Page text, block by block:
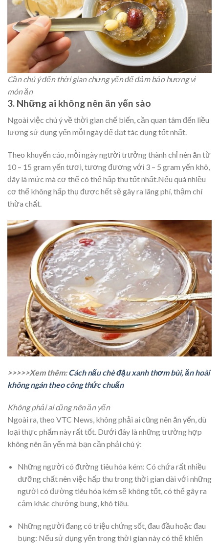
Cần chú ý đến thời gian chưng yến để đảm bảo hương vị
món ăn
3. Những ai không nên ăn yến sào
Ngoài việc chú ý về thời gian chế biến, cần quan tâm đến liều
lượng sử dụng yến mỗi ngày để đạt tác dụng tốt nhất.
Theo khuyến cáo, mỗi ngày người trưởng thành chỉ nên ăn từ
10 – 15 gram yến tươi, tương đương với 3 – 5 gram yến khô,
đây là mức mà cơ thể có thể hấp thu tốt nhất.Nếu quá nhiều
cơ thể không hấp thụ được hết sẽ gây ra lãng phí, thậm chí
thừa chất.
>>>>>Xem thêm:Cách nấu chè đậu xanh thơm bùi, ăn hoài
không ngán theo công thức chuẩn
Không phải ai cũng nên ăn yến
Ngoài ra, theo VTC News, không phải ai cũng nên ăn yến, dù
loại thực phẩm này rất tốt. Dưới đây là những trường hợp
không nên ăn yến mà bạn cần phải chú ý:
Những người có đường tiêu hóa kém: Có chứa rất nhiều
dưỡng chất nên việc hấp thu trong thời gian dài với những
người có đường tiêu hóa kém sẽ không tốt, có thể gây ra
cảm khác chướng bụng, khó tiêu.
Những người đang có triệu chứng sốt, đau đầu hoặc đau
bụng: Nếu sử dụng yến trong thời gian này có thể khiến